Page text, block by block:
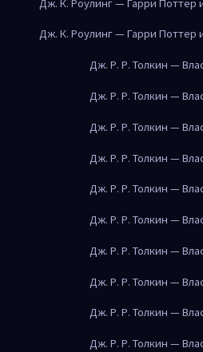
Дж. К. Роулинг — Гарри Поттер
Дж. Р. Р. Толкин —
Дж. Р. Р. Толкин —
Дж. Р. Р. Толкин —
Дж. Р. Р. Толкин —
Дж. Р. Р. Толкин —
Дж. Р. Р. Толкин —
Дж. Р. Р. Толкин —
Дж. Р. Р. Толкин —
Дж. Р. Р. Толкин —
Дж. Р. Р. Толкин —